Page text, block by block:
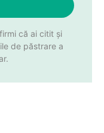
că ai citit și
de păstrare a